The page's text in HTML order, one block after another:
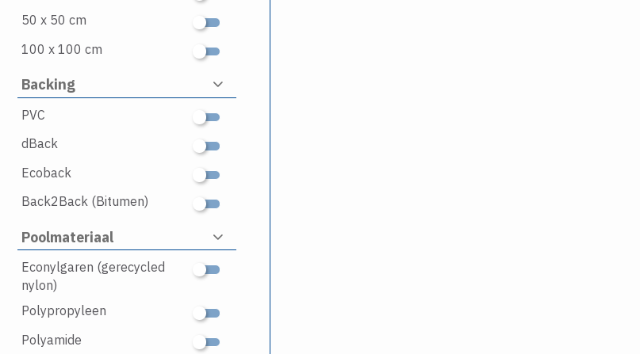
50 x 50 cm
100 x 100 cm
Backing
PVC
dBack
Ecoback
Back2Back (Bitumen)
Poolmateriaal
Econylgaren (gerecycled
nylon)
Polypropyleen
Polyamide